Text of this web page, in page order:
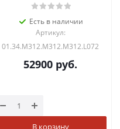
песочн.композит+L072ал)
Есть в наличии
Артикул:
01.34.M312.M312.M312.L072
52900 руб.
В корзину